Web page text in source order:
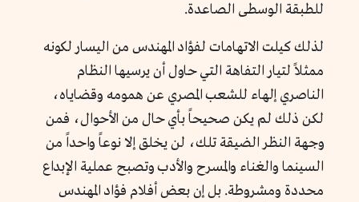
للطبقة الوسطى الصاعدة.
لذلك كيلت الاتهامات لفؤاد المهندس من اليسار لكونه
ممثلاً لتيار التفاهة التي حاول أن يرسيها النظام
الناصري إلهاء للشعب المصري عن همومه وقضاياه،
لكن ذلك لم يكن صحيحاً بأي حال من الأحوال، فمن
وجهة النظر الضيقة تلك، لن يخلق إلا نوعاً واحداً من
السينما والغناء والمسرح والأدب وتصبح عملية الإبداع
محددة ومشروطة. بل إن بعض أفلام فؤاد المهندس